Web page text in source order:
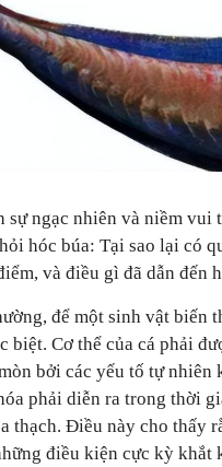
sự ngạc nhiên và niềm
hóc búa: Tại sao lại có
và điều gì đã dẫn đến
để một sinh vật biến
biệt. Cơ thể của cá phải
bởi các yếu tố tự nhiên
phải diễn ra trong thời
thạch. Điều này cho thấy
điều kiện cực kỳ khắt